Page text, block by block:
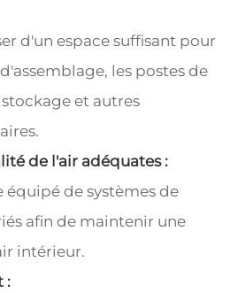
d'un espace suffisant pour
les postes de
et autres
de l'air adéquates :
équipé de systèmes de
afin de maintenir une
intérieur.
: